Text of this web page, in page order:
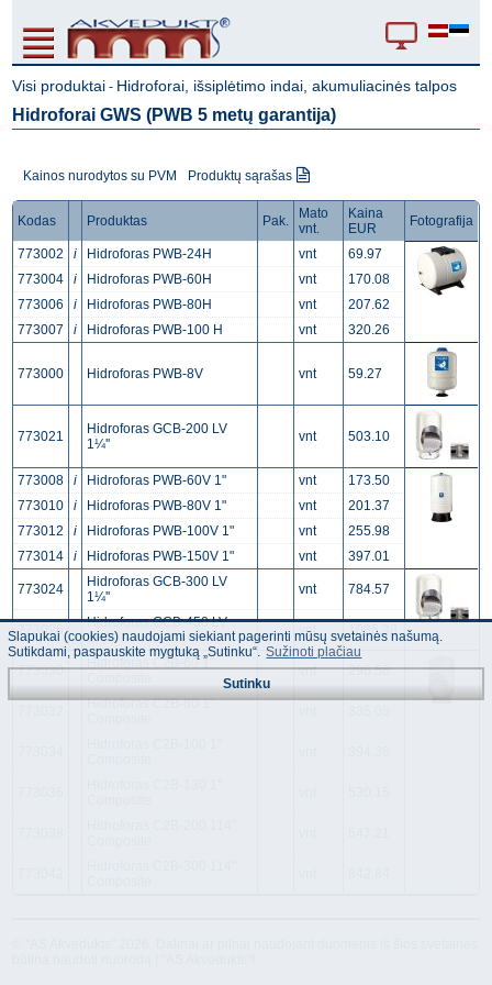
Visi produktai - Hidroforai, išsiplėtimo indai, akumuliacinės talpos
Hidroforai GWS (PWB 5 metų garantija)
Kainos nurodytos su PVM Produktų sąrašas
Kodas Produktas Pak.
Mato
vnt.
Kaina
EUR
Fotografija
773002 i Hidroforas PWB-24H vnt
69.97
773004
i Hidroforas PWB-60H vnt
170.08
773006
i Hidroforas PWB-80H vnt
207.62
773007
i Hidroforas PWB-100 H vnt 320.26
773000 Hidroforas PWB-8V vnt 59.27
773021
Hidroforas GCB-200 LV
1¼''
vnt 503.10
773008 i Hidroforas PWB-60V 1" vnt
173.50
773010
i Hidroforas PWB-80V 1" vnt
201.37
773012
i Hidroforas PWB-100V 1" vnt
255.98
773014
i Hidroforas PWB-150V 1" vnt 397.01
773024
Hidroforas GCB-300 LV
1¼''
vnt 784.57
773026
Hidroforas GCB-450 LV
1¼''
vnt 1036.38
773030
Hidroforas C2B-60 1''
vnt 296.56
Hidroforas C2B-80 1''
Slapukai (cookies) naudojami siekiant pagerinti mūsų svetainės našumą.
Sutikdami, paspauskite mygtuką „Sutinku“. Sužinoti plačiau
Sutinku